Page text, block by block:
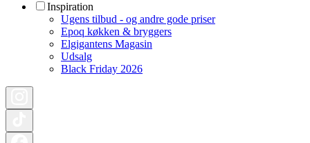
Inspiration
Ugens tilbud - og andre gode priser
Epoq køkken & bryggers
Elgigantens Magasin
Udsalg
Black Friday 2026